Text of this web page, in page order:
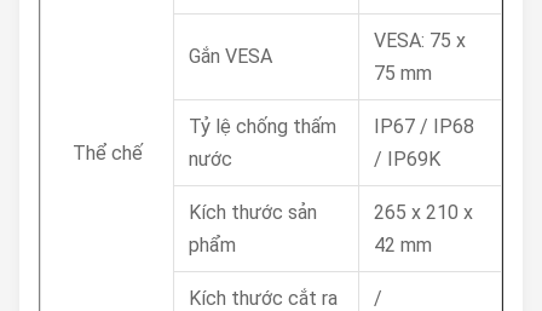
Thể chế
Gắn VESA
VESA: 75 x
75 mm
Tỷ lệ chống thấm
nước
IP67 / IP68
/ IP69K
Kích thước sản
phẩm
265 x 210 x
42 mm
Kích thước cắt ra /